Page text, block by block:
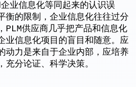
业信息化等同起来的认识误
衡的限制，企业信息化往往过分
PLM供应商几乎把产品和信息化
业信息化项目的盲目和随意。应
动力是来自于企业内部，应培养
充分论证、科学决策。